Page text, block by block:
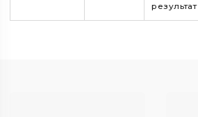
результат